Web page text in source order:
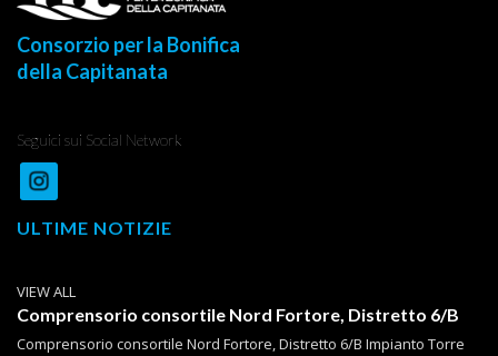
Consorzio per la Bonifica
della Capitanata
Seguici sui Social Network
ULTIME NOTIZIE
VIEW ALL
Comprensorio consortile Nord Fortore, Distretto 6/B
Comprensorio consortile Nord Fortore, Distretto 6/B Impianto Torre